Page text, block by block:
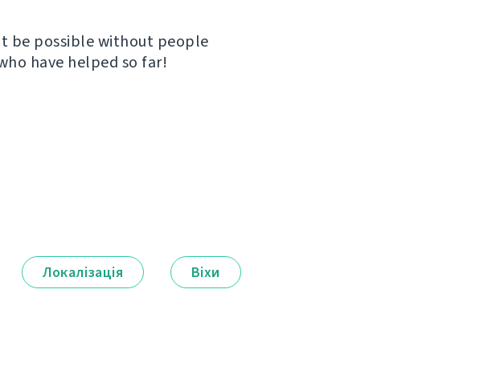
be possible without people
have helped so far!
Локалізація Віхи